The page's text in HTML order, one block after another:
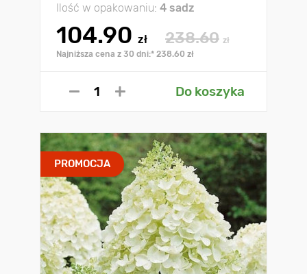
Ilość w opakowaniu: 4 sadz
104.90 zł 238.60 zł
Najniższa cena z 30 dni:* 238.60 zł
Do koszyka
PROMOCJA